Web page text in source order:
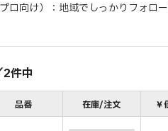
ロ向け）：地域でしっかりフォロ
2件中
品番 在庫/注文 ￥